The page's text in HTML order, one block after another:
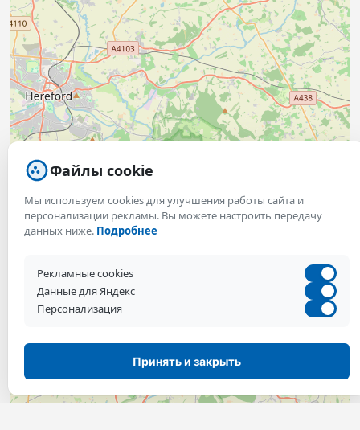
Спросить вуз
Файлы cookie
Мы используем cookies для улучшения работы сайта и
персонализации рекламы. Вы можете настроить передачу
данных ниже. Подробнее
Рекламные cookies
Данные для Яндекс
Персонализация
Принять и закрыть